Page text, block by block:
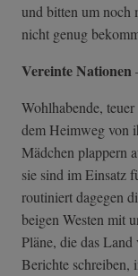
und bitten um noch
nicht genug
Vereinte Nationen
Wohlhabende,
dem Heimweg von
Mädchen plappern
sie sind im Einsatz
routiniert dagegen
beigen Westen mit
Pläne, die das
Berichte schreiben,